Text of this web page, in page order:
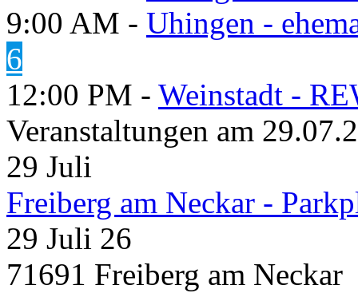
9:00 AM - Uhingen -
6
12:00 PM - Weinstadt -
Veranstaltungen am
29 Juli
Freiberg am Neckar -
29 Juli 26
71691 Freiberg am Neckar